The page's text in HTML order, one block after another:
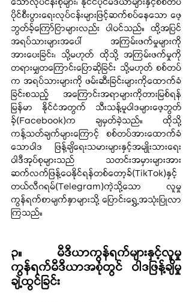
သောလုပ်ငန်းစုများ၊ နိုင်ငံပိုင်မီဒီယာများနှင့်စစ်တပ်
ပိုင်စီးပွားရေးလုပ်ငန်းများဖြင့်ဆက်စပ်နေသော ဖေ့
ဘွတ်ခ့်ကြော်ငြာများလည်း ပါဝင်သည်။ ထို့အပြင်
အရပ်သားများအပေါ် အကြမ်းဖက်မှုများကို
အားပေးခြင်း၊ သို့မဟုတ် ထိုသို့ အကြမ်းဖက်မှုကို
တရားမျှတကြောင်းပြောဆိုခြင်း သို့မဟုတ် စစ်တပ်
က အရပ်သားများကို ဖမ်းဆီးခြင်းများကိုထောက်ခံ
ခြင်းစသည့် အကြောင်းအရာများကိုတားမြစ်ရန်
မြန်မာ နိုင်ငံအတွက် သီးသန့်မူဝါဒများဖေ့ဘွတ်
ခ့်(Facebook)က ချမှတ်ခဲ့သည်။ ထိုသို့
ကန့်သတ်ချက်များကြောင့် စစ်တပ်အားထောက်ခံ
သောဝါဒ ဖြန့်ချိရေးသမားများနှင့်အမျိုးသားရေး
ဝါဒီအုပ်စုများသည် သတင်းအမှားများအား
ဆက်လက်ဖြန့်ဝေနိုင်ရန်တစ်တော့ခ်(TikTok)နှင့်
တယ်လီဂရမ်(Telegram)ကဲ့သို့သော လူမှု
ကွန်ရက်စာမျက်နှာများသို့ ပြောင်းရွှေ့အသုံးပြုလာ
ကြသည်။
၃။ မီဒီယာကွန်ရက်များနှင့်လူမှု
ကွန်ရက်မီဒီယာအစုံတွင် ဝါဒဖြန့်ချိမှု
ချဲ့ထွင်ခြင်း